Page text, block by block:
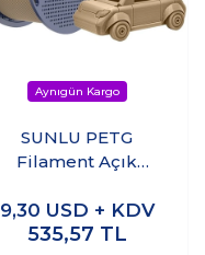
SUNLU PETG
Filament Açık
1kg
9,30 USD + KDV
535,57 TL